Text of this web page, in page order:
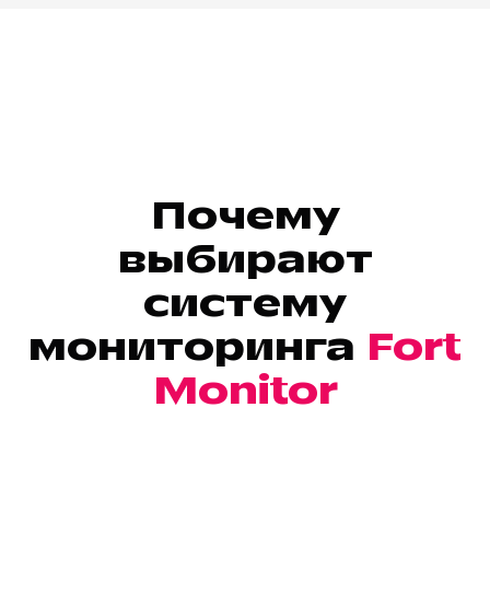
Почему
выбирают
систему
мониторинга Fort
Monitor